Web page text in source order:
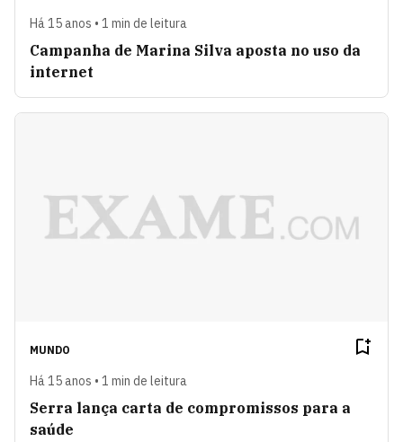
Há 15 anos • 1 min de leitura
Campanha de Marina Silva aposta no uso da
internet
MUNDO
Há 15 anos • 1 min de leitura
Serra lança carta de compromissos para a
saúde